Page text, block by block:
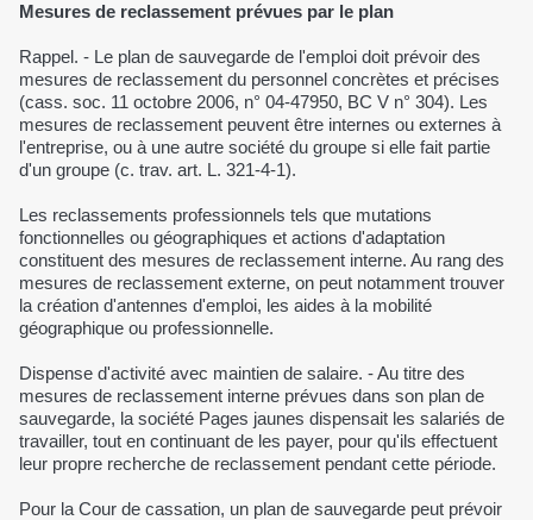
Mesures de reclassement prévues par le plan
Rappel. - Le plan de sauvegarde de l'emploi doit prévoir des
mesures de reclassement du personnel concrètes et précises
(cass. soc. 11 octobre 2006, n° 04-47950, BC V n° 304). Les
mesures de reclassement peuvent être internes ou externes à
l'entreprise, ou à une autre société du groupe si elle fait partie
d'un groupe (c. trav. art. L. 321-4-1).
Les reclassements professionnels tels que mutations
fonctionnelles ou géographiques et actions d'adaptation
constituent des mesures de reclassement interne. Au rang des
mesures de reclassement externe, on peut notamment trouver
la création d'antennes d'emploi, les aides à la mobilité
géographique ou professionnelle.
Dispense d'activité avec maintien de salaire. - Au titre des
mesures de reclassement interne prévues dans son plan de
sauvegarde, la société Pages jaunes dispensait les salariés de
travailler, tout en continuant de les payer, pour qu'ils effectuent
leur propre recherche de reclassement pendant cette période.
Pour la Cour de cassation, un plan de sauvegarde peut prévoir